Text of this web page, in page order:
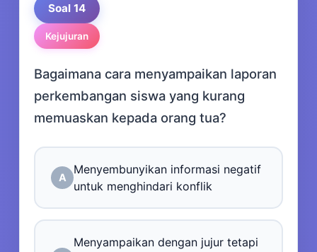
Soal 14
Kejujuran
Bagaimana cara menyampaikan laporan
perkembangan siswa yang kurang
memuaskan kepada orang tua?
A
Menyembunyikan informasi negatif
untuk menghindari konflik
Menyampaikan dengan jujur tetapi